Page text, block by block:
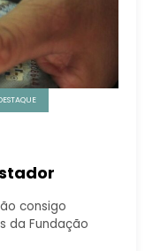
consigo
da Fundação